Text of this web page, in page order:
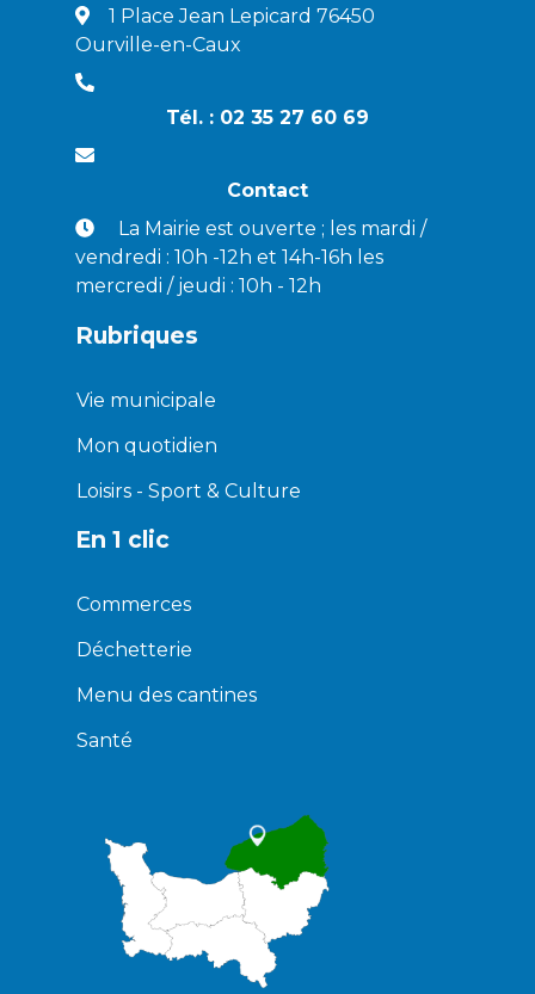
1 Place Jean Lepicard 76450
Ourville-en-Caux
Tél. : 02 35 27 60 69
Contact
La Mairie est ouverte ; les mardi /
vendredi : 10h -12h et 14h-16h les
mercredi / jeudi : 10h - 12h
Rubriques
Vie municipale
Mon quotidien
Loisirs - Sport & Culture
En 1 clic
Commerces
Déchetterie
Menu des cantines
Santé